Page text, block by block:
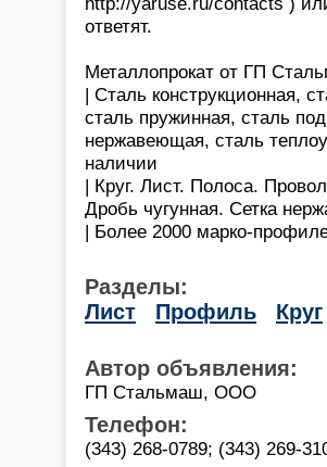
ответят.
Металлопрокат от ГП
| Сталь конструкционная,
сталь пружинная, сталь
нержавеющая, сталь
наличии
| Круг. Лист. Полоса.
Дробь чугунная. Сетка
| Более 2000 марко-
Разделы:
Лист
Профиль Круг
Автор объявления:
ГП Стальмаш, ООО
Телефон:
(343) 268-0789; (343) 269-